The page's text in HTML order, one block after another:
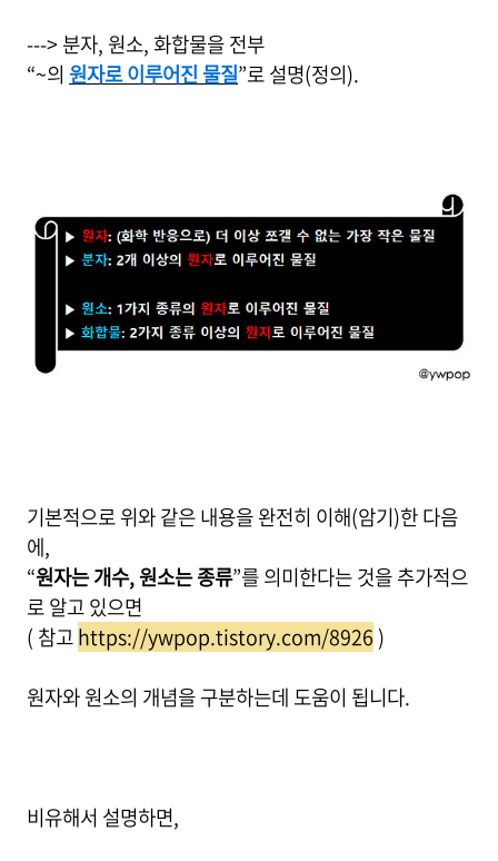
---> 분자, 원소, 화합물을 전부
“~의 원자로 이루어진 물질”로 설명(정의).
기본적으로 위와 같은 내용을 완전히 이해(암기)한 다음
에,
“원자는 개수, 원소는 종류”를 의미한다는 것을 추가적으
로 알고 있으면
( 참고https://ywpop.tistory.com/8926 )
원자와 원소의 개념을 구분하는데 도움이 됩니다.
비유해서 설명하면,